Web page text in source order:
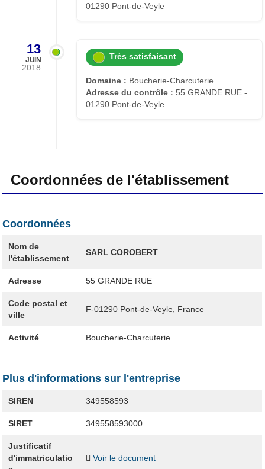
01290 Pont-de-Veyle
13
JUIN
2018
Très satisfaisant
Domaine : Boucherie-Charcuterie
Adresse du contrôle : 55 GRANDE RUE -
01290 Pont-de-Veyle
Coordonnées de l'établissement
Coordonnées
Nom de
l'établissement
SARL COROBERT
Adresse 55 GRANDE RUE
Code postal et
ville
F-01290 Pont-de-Veyle, France
Activité Boucherie-Charcuterie
Plus d'informations sur l'entreprise
SIREN 349558593
SIRET 349558593000
Justificatif
d'immatriculatio
Voir le document